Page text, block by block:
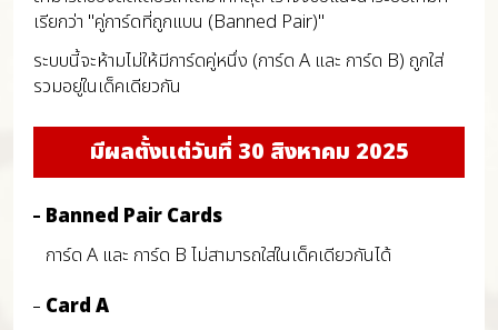
เรียกว่า "คู่การ์ดที่ถูกแบน (Banned Pair)"
ระบบนี้จะห้ามไม่ให้มีการ์ดคู่หนึ่ง (การ์ด A และ การ์ด B) ถูกใส่
รวมอยู่ในเด็คเดียวกัน
มีผลตั้งแต่วันที่ 30 สิงหาคม 2025
Banned Pair Cards
การ์ด A และ การ์ด B ไม่สามารถใส่ในเด็คเดียวกันได้
Card A